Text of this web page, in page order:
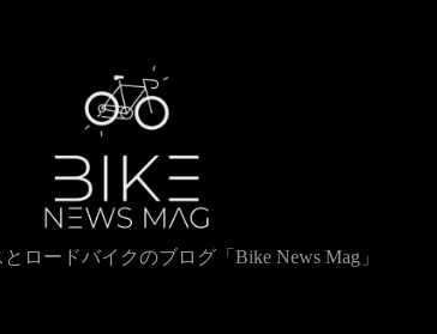
ロードバイクのブログ「Bike News Mag」